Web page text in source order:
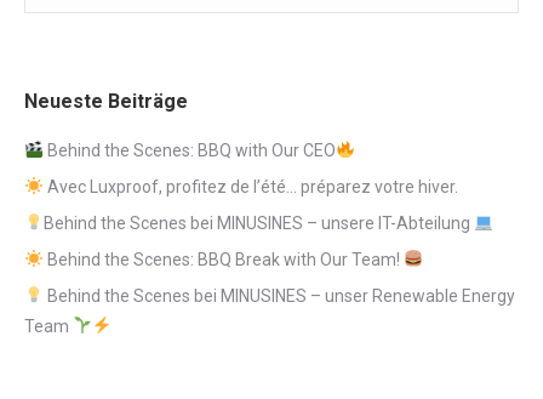
Neueste Beiträge
Behind the Scenes: BBQ with Our CEO
Avec Luxproof, profitez de l’été… préparez votre hiver.
Behind the Scenes bei MINUSINES – unsere IT-Abteilung
Behind the Scenes: BBQ Break with Our Team!
Behind the Scenes bei MINUSINES – unser Renewable Energy
Team